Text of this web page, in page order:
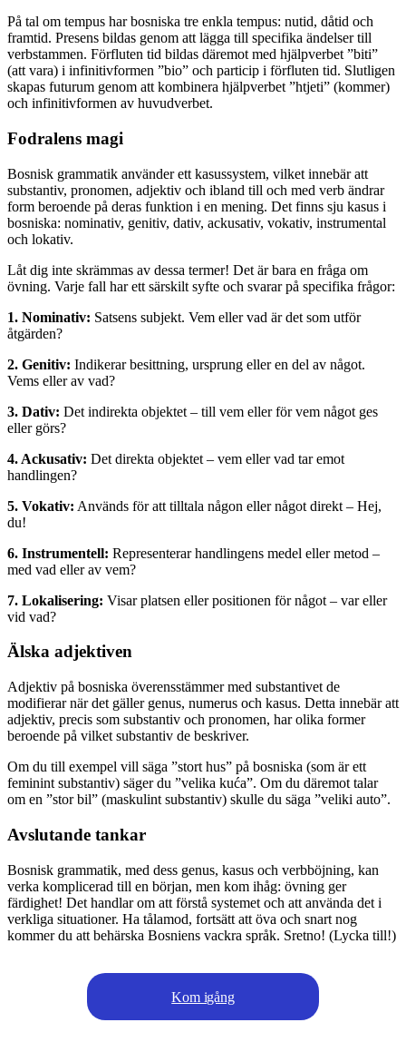
På tal om tempus har bosniska tre enkla tempus: nutid, dåtid och
framtid. Presens bildas genom att lägga till specifika ändelser till
verbstammen. Förfluten tid bildas däremot med hjälpverbet ”biti”
(att vara) i infinitivformen ”bio” och particip i förfluten tid. Slutligen
skapas futurum genom att kombinera hjälpverbet ”htjeti” (kommer)
och infinitivformen av huvudverbet.
Fodralens magi
Bosnisk grammatik använder ett kasussystem, vilket innebär att
substantiv, pronomen, adjektiv och ibland till och med verb ändrar
form beroende på deras funktion i en mening. Det finns sju kasus i
bosniska: nominativ, genitiv, dativ, ackusativ, vokativ, instrumental
och lokativ.
Låt dig inte skrämmas av dessa termer! Det är bara en fråga om
övning. Varje fall har ett särskilt syfte och svarar på specifika frågor:
1. Nominativ: Satsens subjekt. Vem eller vad är det som utför
åtgärden?
2. Genitiv: Indikerar besittning, ursprung eller en del av något.
Vems eller av vad?
3. Dativ: Det indirekta objektet – till vem eller för vem något ges
eller görs?
4. Ackusativ: Det direkta objektet – vem eller vad tar emot
handlingen?
5. Vokativ: Används för att tilltala någon eller något direkt – Hej,
du!
6. Instrumentell: Representerar handlingens medel eller metod –
med vad eller av vem?
7. Lokalisering: Visar platsen eller positionen för något – var eller
vid vad?
Älska adjektiven
Adjektiv på bosniska överensstämmer med substantivet de
modifierar när det gäller genus, numerus och kasus. Detta innebär att
adjektiv, precis som substantiv och pronomen, har olika former
beroende på vilket substantiv de beskriver.
Om du till exempel vill säga ”stort hus” på bosniska (som är ett
feminint substantiv) säger du ”velika kuća”. Om du däremot talar
om en ”stor bil” (maskulint substantiv) skulle du säga ”veliki auto”.
Avslutande tankar
Bosnisk grammatik, med dess genus, kasus och verbböjning, kan
verka komplicerad till en början, men kom ihåg: övning ger
färdighet! Det handlar om att förstå systemet och att använda det i
verkliga situationer. Ha tålamod, fortsätt att öva och snart nog
kommer du att behärska Bosniens vackra språk. Sretno! (Lycka till!)
Kom igång